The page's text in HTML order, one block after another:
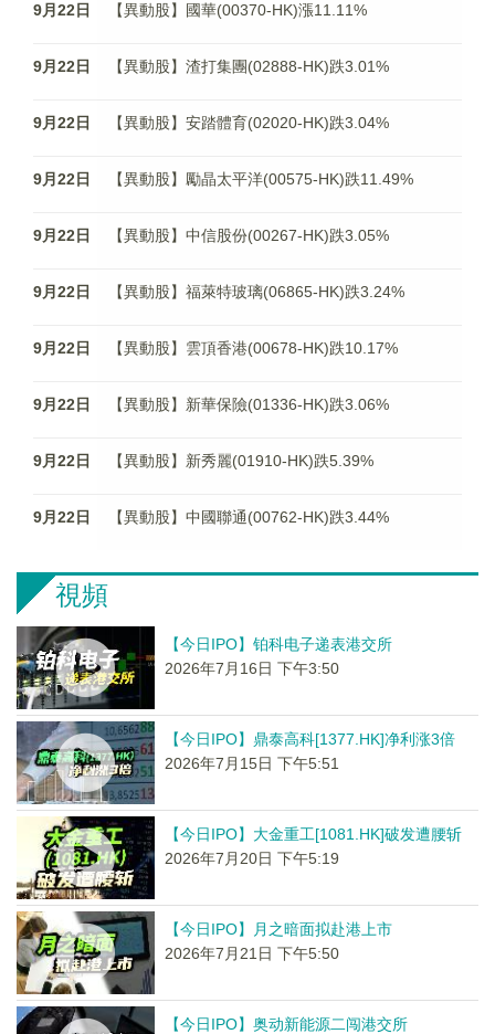
9月22日 【異動股】國華(00370-HK)漲11.11%
9月22日 【異動股】渣打集團(02888-HK)跌3.01%
9月22日 【異動股】安踏體育(02020-HK)跌3.04%
9月22日 【異動股】勵晶太平洋(00575-HK)跌11.49%
9月22日 【異動股】中信股份(00267-HK)跌3.05%
9月22日 【異動股】福萊特玻璃(06865-HK)跌3.24%
9月22日 【異動股】雲頂香港(00678-HK)跌10.17%
9月22日 【異動股】新華保險(01336-HK)跌3.06%
9月22日 【異動股】新秀麗(01910-HK)跌5.39%
9月22日 【異動股】中國聯通(00762-HK)跌3.44%
視頻
【今日IPO】铂科电子递表港交所
2026年7月16日 下午3:50
【今日IPO】鼎泰高科[1377.HK]净利涨3倍
2026年7月15日 下午5:51
【今日IPO】大金重工[1081.HK]破发遭腰斩
2026年7月20日 下午5:19
【今日IPO】月之暗面拟赴港上市
2026年7月21日 下午5:50
【今日IPO】奥动新能源二闯港交所